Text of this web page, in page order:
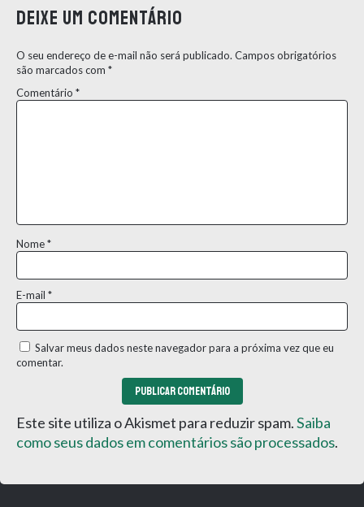
Deixe um comentário
O seu endereço de e-mail não será publicado. Campos obrigatórios
são marcados com *
Comentário *
Nome*
E-mail *
Salvar meus dados neste navegador para a próxima vez que eu
comentar.
Este site utiliza o Akismet para reduzir spam.Saiba
como seus dados em comentários são processados.